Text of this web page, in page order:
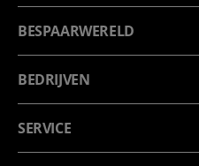
BESPAARWERELD
BEDRIJVEN
SERVICE